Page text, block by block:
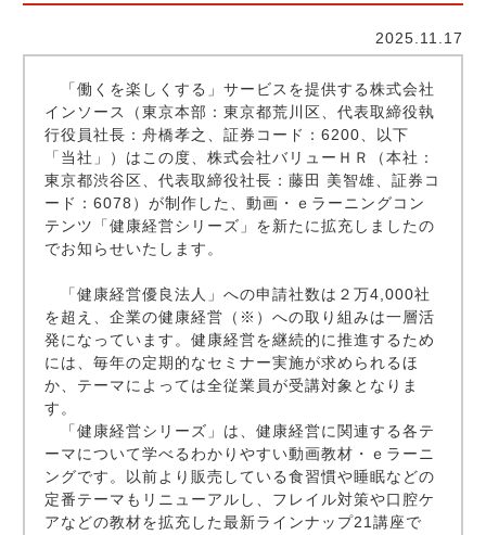
2025.11.17
「働くを楽しくする」サービスを提供する株式会社
インソース（東京本部：東京都荒川区、代表取締役執
行役員社長：舟橋孝之、証券コード：6200、以下
「当社」）はこの度、株式会社バリューＨＲ（本社：
東京都渋谷区、代表取締役社長：藤田 美智雄、証券コ
ード：6078）が制作した、動画・ｅラーニングコン
テンツ「健康経営シリーズ」を新たに拡充しましたの
でお知らせいたします。
「健康経営優良法人」への申請社数は２万4,000社
を超え、企業の健康経営（※）への取り組みは一層活
発になっています。健康経営を継続的に推進するため
には、毎年の定期的なセミナー実施が求められるほ
か、テーマによっては全従業員が受講対象となりま
す。
「健康経営シリーズ」は、健康経営に関連する各テ
ーマについて学べるわかりやすい動画教材・ｅラーニ
ングです。以前より販売している食習慣や睡眠などの
定番テーマもリニューアルし、フレイル対策や口腔ケ
アなどの教材を拡充した最新ラインナップ21講座で